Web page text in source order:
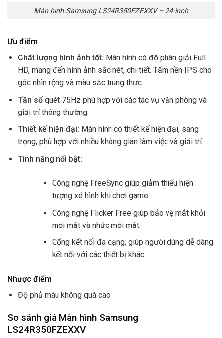
Màn hình Samsung LS24R350FZEXXV – 24 inch
Ưu điểm
Chất lượng hình ảnh tốt: Màn hình có độ phân giải Full
HD, mang đến hình ảnh sắc nét, chi tiết. Tấm nền IPS cho
góc nhìn rộng và màu sắc trung thực.
Tần sốquét 75Hz phù hợp với các tác vụ văn phòng và
giải trí thông thường.
Thiết kế hiện đại: Màn hình có thiết kế hiện đại, sang
trọng, phù hợp với nhiều không gian làm việc và giải trí.
Tính năng nổi bật:
Công nghệ FreeSync giúp giảm thiểu hiện
tượng xé hình khi chơi game.
Công nghệ Flicker Free giúp bảo vệ mắt khỏi
mỏi mắt và nhức mỏi mắt.
Cổng kết nối đa dạng, giúp người dùng dễ dàng
kết nối với các thiết bị khác.
Nhược điểm
Độ phủ màu không quá cao
So sánh giá Màn hình Samsung
LS24R350FZEXXV